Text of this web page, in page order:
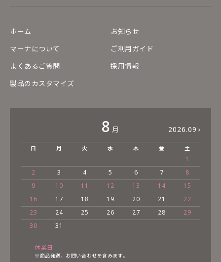
ホーム
お知らせ
マーナについて
ご利用ガイド
よくあるご質問
採用情報
製品のカスタマイズ
8 月 2026.09
日 月 火 水 木 金 土
1
2
3 4 5 6 7
8
9
10 11 12 13 14
15
16
17 18 19 20 21
22
23
24 25 26 27 28
29
30
31
休業日
※商品発送、お問い合わせを含みます。